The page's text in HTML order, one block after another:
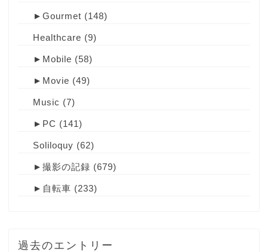
► Gourmet (148)
Healthcare (9)
► Mobile (58)
► Movie (49)
Music (7)
► PC (141)
Soliloquy (62)
► 撮影の記録 (679)
► 自転車 (233)
過去のエントリー